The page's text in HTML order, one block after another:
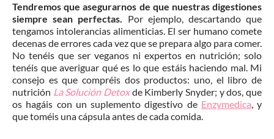
Tendremos que asegurarnos de que nuestras digestiones
siempre sean perfectas. Por ejemplo, descartando que
tengamos intolerancias alimenticias. El ser humano comete
decenas de errores cada vez que se prepara algo para comer.
No tenéis que ser veganos ni expertos en nutrición; solo
tenéis que averiguar qué es lo que estáis haciendo mal. Mi
consejo es que compréis dos productos: uno, el libro de
nutrición La Solución Detoxde Kimberly Snyder; y dos, que
os hagáis con un suplemento digestivo de Enzymedica, y
que toméis una cápsula antes de cada comida.